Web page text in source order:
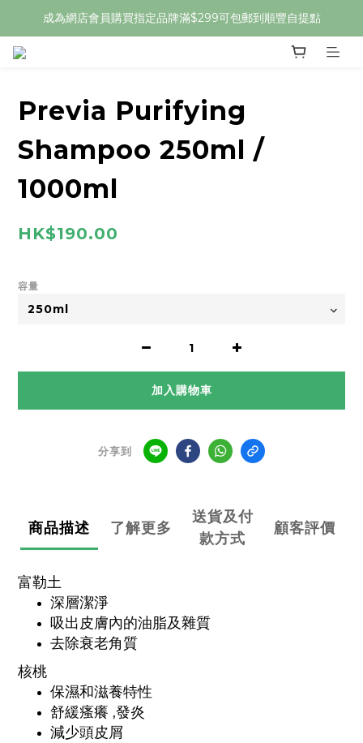
成為網店會員購買指定品牌滿$299可包郵到順豐自提點
Previa Purifying
Shampoo 250ml /
1000ml
HK$190.00
容量
加入購物車
分享到
商品描述 了解更多
送貨及付
款方式
顧客評價
富勒土
深層潔淨
吸出皮膚內的油脂及雜質
去除衰老角質
核桃
保濕和滋養特性
舒緩瘙癢 ,發炎
減少頭皮屑